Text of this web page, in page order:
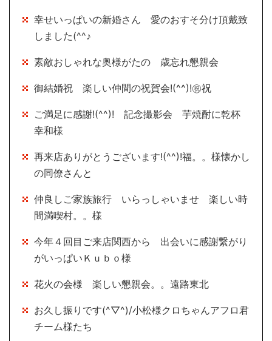
幸せいっぱいの新婚さん 愛のおすそ分け頂戴致
しました(^^♪
素敵おしゃれな奥様がたの 歳忘れ懇親会
御結婚祝 楽しい仲間の祝賀会!(^^)!㊗祝
ご満足に感謝!(^^)! 記念撮影会 芋焼酎に乾杯
幸和様
再来店ありがとうございます!(^^)!福。。様懐かし
の同僚さんと
仲良しご家族旅行 いらっしゃいませ 楽しい時
間満喫村。。様
今年４回目ご来店関西から 出会いに感謝繋がり
がいっぱいＫｕｂｏ様
花火の会様 楽しい懇親会。。遠路東北
お久し振りです(^▽^)/小松様クロちゃんアフロ君
チーム様たち